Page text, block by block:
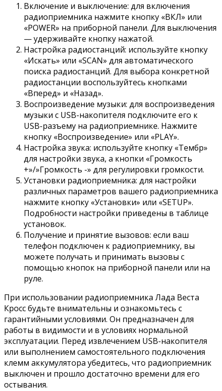
Включение и выключение: для включения
радиоприемника нажмите кнопку «ВКЛ» или
«POWER» на приборной панели. Для выключения
— удерживайте кнопку нажатой.
Настройка радиостанций: используйте кнопку
«Искать» или «SCAN» для автоматического
поиска радиостанций. Для выбора конкретной
радиостанции воспользуйтесь кнопками
«Вперед» и «Назад».
Воспроизведение музыки: для воспроизведения
музыки с USB-накопителя подключите его к
USB-разъему на радиоприемнике. Нажмите
кнопку «Воспроизведение» или «PLAY».
Настройка звука: используйте кнопку «Тембр»
для настройки звука, а кнопки «Громкость
+»/»Громкость -» для регулировки громкости.
Установки радиоприемника: для настройки
различных параметров вашего радиоприемника
нажмите кнопку «Установки» или «SETUP».
Подробности настройки приведены в таблице
установок.
Получение и принятие вызовов: если ваш
телефон подключен к радиоприемнику, вы
можете получать и принимать вызовы с
помощью кнопок на приборной панели или на
руле.
При использовании радиоприемника Лада Веста
Кросс будьте внимательны и ознакомьтесь с
гарантийными условиями. Он предназначен для
работы в видимости и в условиях нормальной
эксплуатации. Перед извлечением USB-накопителя
или выполнением самостоятельного подключения
клемм аккумулятора убедитесь, что радиоприемник
выключен и прошло достаточно времени для его
остывания.